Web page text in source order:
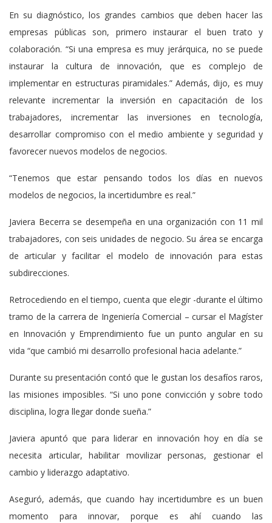
En su diagnóstico, los grandes cambios que deben hacer las
empresas públicas son, primero instaurar el buen trato y
colaboración. “Si una empresa es muy jerárquica, no se puede
instaurar la cultura de innovación, que es complejo de
implementar en estructuras piramidales.” Además, dijo, es muy
relevante incrementar la inversión en capacitación de los
trabajadores, incrementar las inversiones en tecnología,
desarrollar compromiso con el medio ambiente y seguridad y
favorecer nuevos modelos de negocios.
“Tenemos que estar pensando todos los días en nuevos
modelos de negocios, la incertidumbre es real.”
Javiera Becerra se desempeña en una organización con 11 mil
trabajadores, con seis unidades de negocio. Su área se encarga
de articular y facilitar el modelo de innovación para estas
subdirecciones.
Retrocediendo en el tiempo, cuenta que elegir -durante el último
tramo de la carrera de Ingeniería Comercial – cursar el Magíster
en Innovación y Emprendimiento fue un punto angular en su
vida “que cambió mi desarrollo profesional hacia adelante.”
Durante su presentación contó que le gustan los desafíos raros,
las misiones imposibles. “Si uno pone convicción y sobre todo
disciplina, logra llegar donde sueña.”
Javiera apuntó que para liderar en innovación hoy en día se
necesita articular, habilitar movilizar personas, gestionar el
cambio y liderazgo adaptativo.
Aseguró, además, que cuando hay incertidumbre es un buen
momento para innovar, porque es ahí cuando las